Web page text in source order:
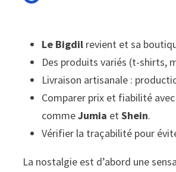
Le Bigdil revient et sa
Des produits variés (t-shirts,
Livraison artisanale :
Comparer prix et fiabilité
commeJumia etShein.
Vérifier la traçabilité pour
La nostalgie est d’abord une